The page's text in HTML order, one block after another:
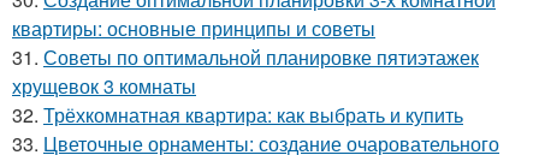
квартиры: основные принципы и советы
31. Советы по оптимальной планировке пятиэтажек
хрущевок 3 комнаты
32. Трёхкомнатная квартира: как выбрать и купить
33. Цветочные орнаменты: создание очаровательного